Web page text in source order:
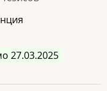
27.03.2025